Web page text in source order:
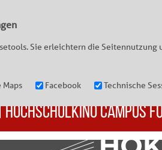
Sie erleichtern die
Maps Facebook Technische
HOCHSCHULKINO CAMPUS